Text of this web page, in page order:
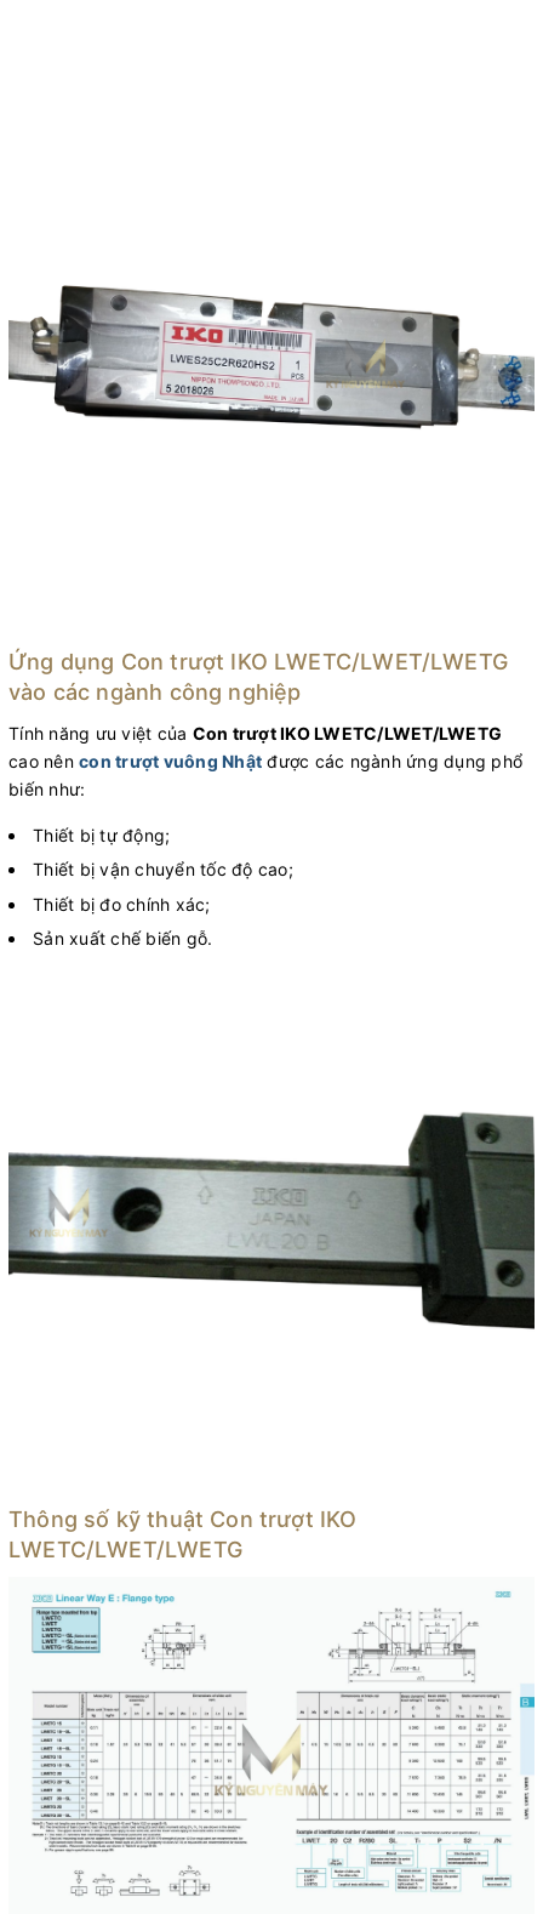
Ứng dụng Con trượt IKO LWETC/LWET/LWETG
vào các ngành công nghiệp
Tính năng ưu việt của Con trượt IKO LWETC/LWET/LWETG
cao nên con trượt vuông Nhật được các ngành ứng dụng phổ
biến như:
Thiết bị tự động;
Thiết bị vận chuyển tốc độ cao;
Thiết bị đo chính xác;
Sản xuất chế biến gỗ.
Thông số kỹ thuật Con trượt IKO
LWETC/LWET/LWETG